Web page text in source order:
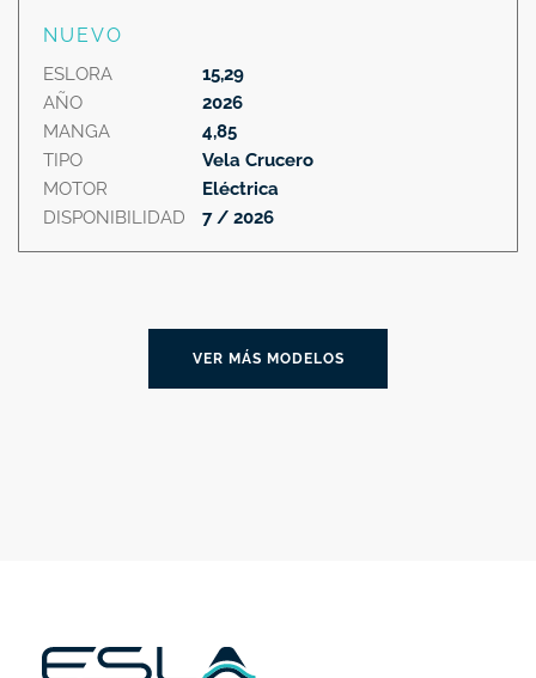
NUEVO
ESLORA
AÑO
MANGA
TIPO
MOTOR
DISPONIBILIDAD
15,29
2026
4,85
Vela Crucero
Eléctrica
7 / 2026
VER MÁS MODELOS